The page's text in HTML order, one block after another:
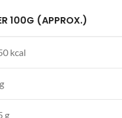
100G (APPROX.)
kcal
g